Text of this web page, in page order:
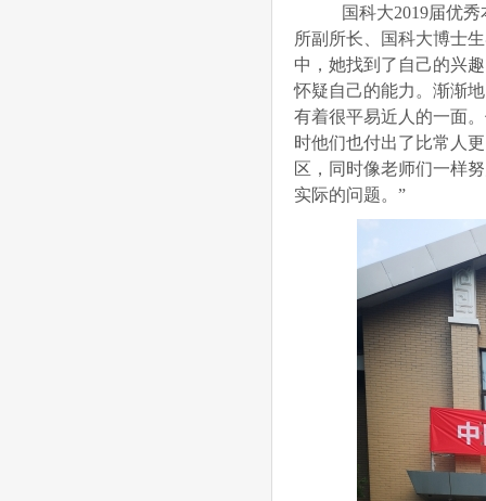
国科大2019届优
所副所长、国科大博士
中，她找到了自己的兴
怀疑自己的能力。渐渐
有着很平易近人的一面
时他们也付出了比常人
区，同时像老师们一样
实际的问题。”